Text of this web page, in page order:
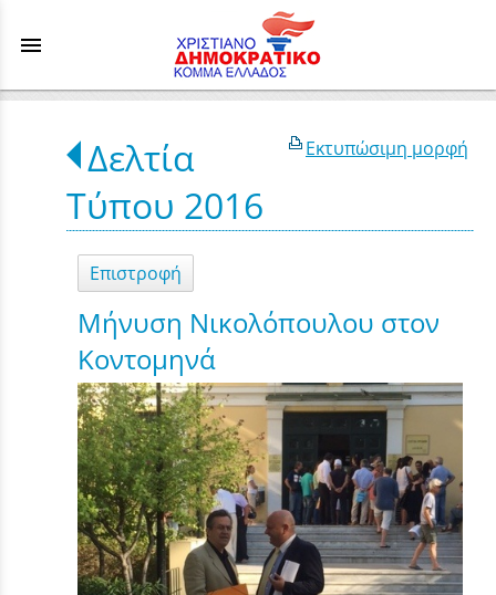
menu
Εκτυπώσιμη μορφή
Δελτία
Τύπου 2016
Επιστροφή
Μήνυση Νικολόπουλου στον
Κοντομηνά